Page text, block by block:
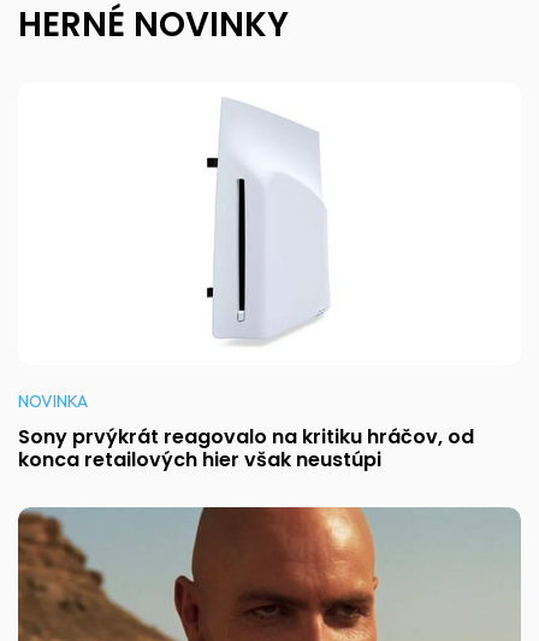
HERNÉ NOVINKY
NOVINKA
Sony prvýkrát reagovalo na kritiku hráčov, od
konca retailových hier však neustúpi